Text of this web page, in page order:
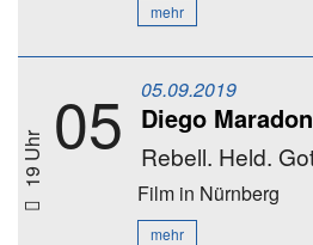
mehr
19 Uhr 05 05.09.2019
Diego
Rebell. Held.
Film in Nürnberg
mehr